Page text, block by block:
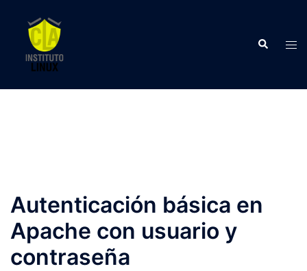
contenido
Buscar
Autenticación básica en
Apache con usuario y
contraseña